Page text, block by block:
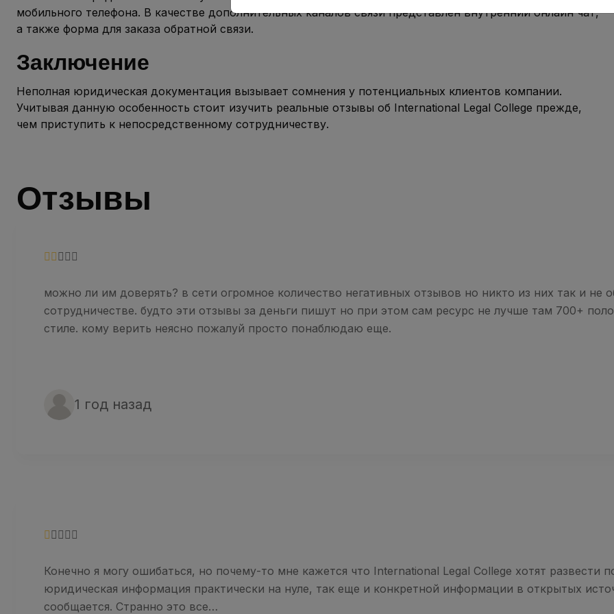
мобильного телефона. В качестве дополнительных каналов связи представлен внутренний онлайн чат,
а также форма для заказа обратной связи.
Заключение
Неполная юридическая документация вызывает сомнения у потенциальных клиентов компании.
Учитывая данную особенность стоит изучить реальные отзывы об International Legal College прежде,
чем приступить к непосредственному сотрудничеству.
Отзывы
можно ли им доверять? в сети огромное количество негативных отзывов но никто из них так и не
сотрудничестве. будто эти отзывы за деньги пишут но при этом сам ресурс не лучше там 700+
стиле. кому верить неясно пожалуй просто понаблюдаю еще.
1 год назад
Конечно я могу ошибаться, но почему-то мне кажется что International Legal College хотят развести
юридическая информация практически на нуле, так еще и конкретной информации в открытых
сообщается. Странно это все…